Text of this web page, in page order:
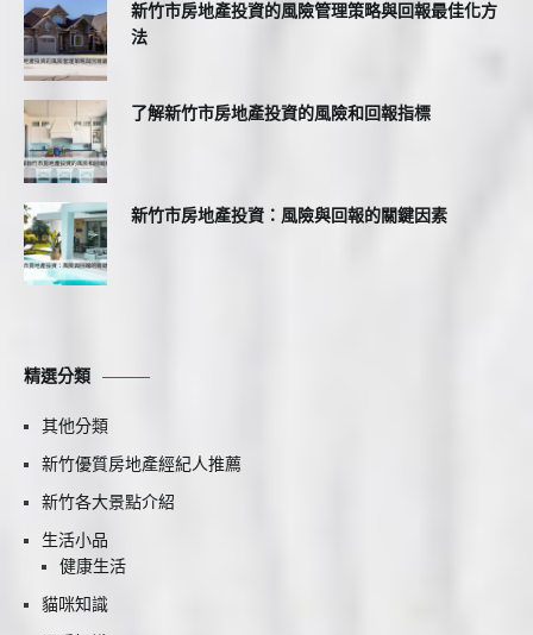
新竹市房地產投資的風險管理策略與回報最佳化方
法
了解新竹市房地產投資的風險和回報指標
新竹市房地產投資：風險與回報的關鍵因素
精選分類
其他分類
新竹優質房地產經紀人推薦
新竹各大景點介紹
生活小品
健康生活
貓咪知識